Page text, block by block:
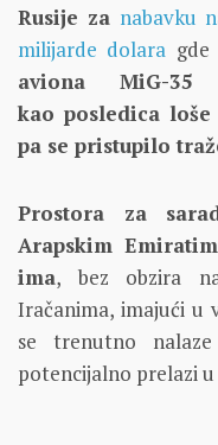
Rusije za nabavku
milijarde dolara
aviona MiG-35
kao posledica
pa se pristupilo
Prostora za
Arapskim
ima, bez obzira
Iračanima, imajući u
se trenutno
potencijalno prelazi